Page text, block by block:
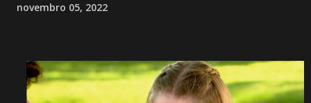
novembro 05, 2022